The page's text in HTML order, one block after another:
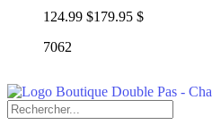
124.99 $179.95 $
7062